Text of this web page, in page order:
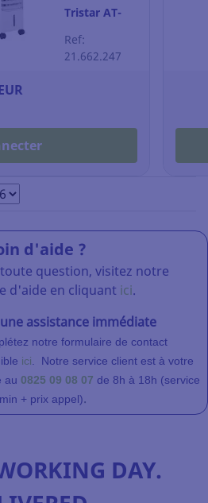
Tristar AT-
télécommande
et minuterie
Ref:
21.662.247
d'aide ?
question, visitez notre
d'aide en cliquant ici.
assistance immédiate
notre formulaire de contact
ici Notre service client est à votre
au 0825 09 08 07 de 8h à 18h (service
+ prix appel).
DAY.